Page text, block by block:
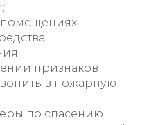
помещениях
признаков
в пожарную
по спасению